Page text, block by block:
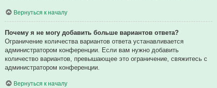
Вернуться к началу
Почему я не могу добавить больше вариантов ответа?
Ограничение количества вариантов ответа устанавливается
администратором конференции. Если вам нужно добавить
количество вариантов, превышающее это ограничение, свяжитесь с
администратором конференции.
Вернуться к началу